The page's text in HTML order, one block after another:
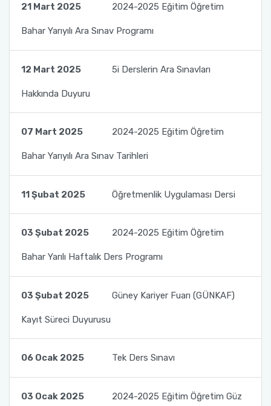
21 Mart 2025 2024-2025 Eğitim Öğretim
Bahar Yarıyılı Ara Sınav Programı
12 Mart 2025 5i Derslerin Ara Sınavları
Hakkında Duyuru
07 Mart 2025 2024-2025 Eğitim Öğretim
Bahar Yarıyılı Ara Sınav Tarihleri
11 Şubat 2025 Öğretmenlik Uygulaması Dersi
03 Şubat 2025 2024-2025 Eğitim Öğretim
Bahar Yarılı Haftalık Ders Programı
03 Şubat 2025 Güney Kariyer Fuarı (GÜNKAF)
Kayıt Süreci Duyurusu
06 Ocak 2025 Tek Ders Sınavı
03 Ocak 2025 2024-2025 Eğitim Öğretim Güz